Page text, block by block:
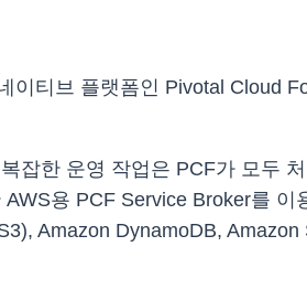
이티브 플랫폼인 Pivotal Cloud
잡한 운영 작업은 PCF가 모두
용 PCF Service Broker를 이
Amazon DynamoDB, Amazon